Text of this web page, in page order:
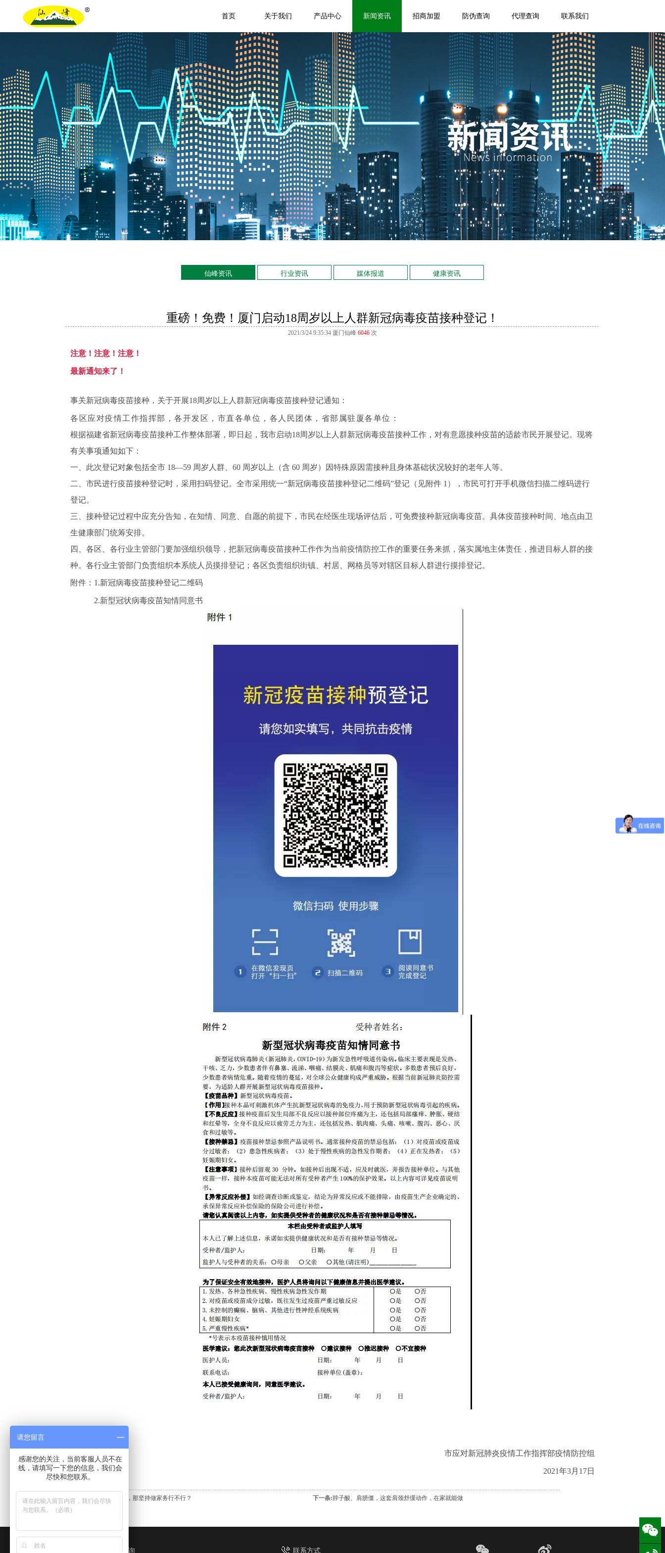
首页 关于我们 产品中心 新闻资讯 招商加盟 防伪查询 代理查询 联系我们
仙峰资讯 行业资讯 媒体报道 健康资讯
重磅！免费！厦门启动18周岁以上人群新冠病毒疫苗接种登记！
2021/3/24 9:35:34 厦门仙峰 6046 次
注意！注意！注意！
最新通知来了！
事关新冠病毒疫苗接种， 关于开展18周岁以上人群新冠病毒疫苗接种登记通知：
各区应对疫情工作指挥部，各开发区，市直各单位，各人民团体，省部属驻厦各单位：
根据福建省新冠病毒疫苗接种工作整体部署，即日起，我市启动18周岁以上人群新冠病毒疫苗接种工作，对有意愿接种疫苗的适龄市民开展登记。现将
有关事项通知如下：
一、此次登记对象包括全市 18—59 周岁人群、60 周岁以上（含 60 周岁）因特殊原因需接种且身体基础状况较好的老年人等。
二、市民进行疫苗接种登记时，采用扫码登记。全市采用统一“新冠病毒疫苗接种登记二维码”登记（见附件 1），市民可打开手机微信扫描二维码进行
登记。
三、接种登记过程中应充分告知，在知情、同意、自愿的前提下，市民在经医生现场评估后，可免费接种新冠病毒疫苗。具体疫苗接种时间、地点由卫
生健康部门统筹安排。
四、各区、各行业主管部门要加强组织领导，把新冠病毒疫苗接种工作作为当前疫情防控工作的重要任务来抓，落实属地主体责任，推进目标人群的接
种。各行业主管部门负责组织本系统人员摸排登记；各区负责组织街镇、村居、网格员等对辖区目标人群进行摸排登记。
附件：1.新冠病毒疫苗接种登记二维码
2.新型冠状病毒疫苗知情同意书
市应对新冠肺炎疫情工作指挥部疫情防控组
2021年3月17日
上一条:坚持运动好难呀，那坚持做家务行不行？ 下一条:脖子酸、肩膀僵，这套肩颈舒缓动作，在家就能做
在线咨询 联系方式
请您留言
感谢您的关注，当前客服人员不在
线，请填写一下您的信息，我们会
尽快和您联系。